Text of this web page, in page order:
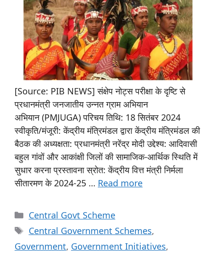
[Source: PIB NEWS] संक्षेप नोट्स परीक्षा के दृष्टि से
प्रधानमंत्री जनजातीय उन्नत ग्राम अभियान
अभियान (PMJUGA) परिचय तिथि: 18 सितंबर 2024
स्वीकृति/मंजूरी: केंद्रीय मंत्रिमंडल द्वारा केंद्रीय मंत्रिमंडल की
बैठक की अध्यक्षता: प्रधानमंत्री नरेंद्र मोदी उद्देश्य: आदिवासी
बहुल गांवों और आकांक्षी जिलों की सामाजिक-आर्थिक स्थिति में
सुधार करना प्रस्तावना स्रोत: केंद्रीय वित्त मंत्री निर्मला
सीतारमण के 2024-25 … Read more
Central Govt Scheme
Central Government Schemes,
Government, Government Initiatives,